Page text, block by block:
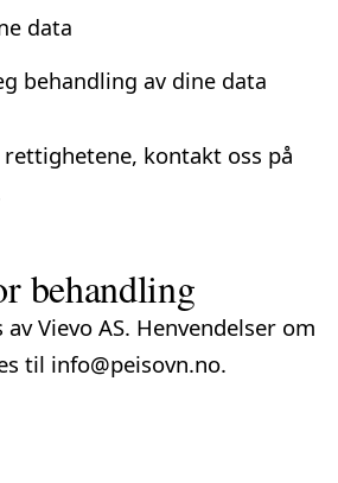
data
behandling av dine data
rettighetene, kontakt oss på
behandling
Vievo AS. Henvendelser om
til info@peisovn.no.